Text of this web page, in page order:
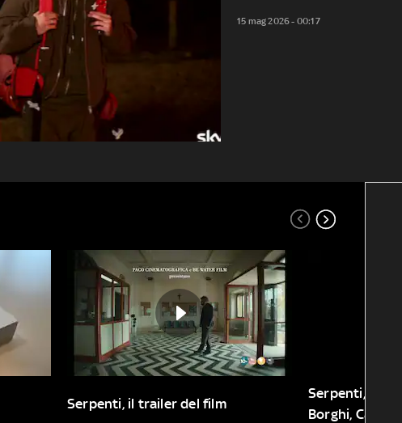
15 mag 2026 - 00:17
Serpenti, il trailer del film
Serpenti, il
Borghi,